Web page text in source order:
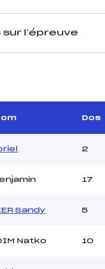
l’épreuve
Dos
2
17
Sandy 5
Natko 10